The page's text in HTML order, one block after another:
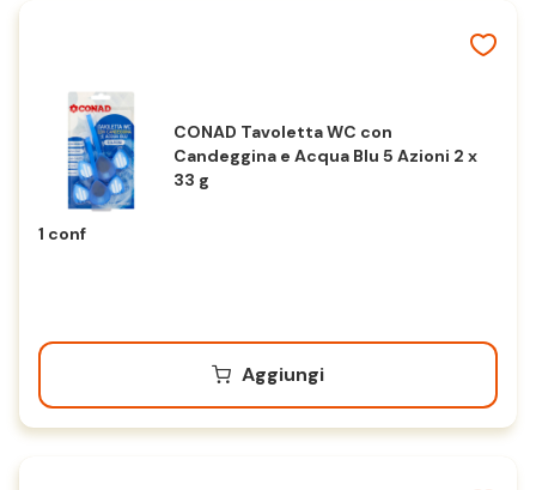
CONAD Tavoletta WC con
Candeggina e Acqua Blu 5 Azioni 2 x
33 g
1 conf
Aggiungi